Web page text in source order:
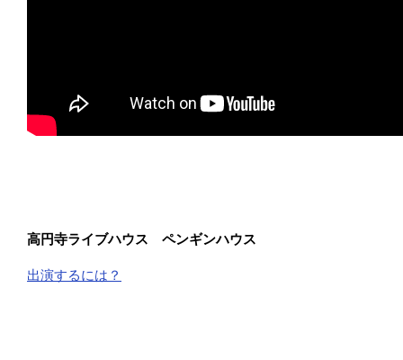
高円寺ライブハウス ペンギンハウス
出演するには？